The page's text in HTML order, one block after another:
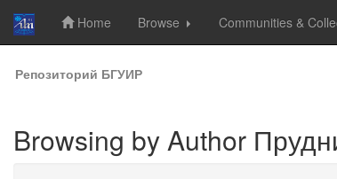
Skip
navigation
Home Browse Communities &
Репозиторий БГУИР
Browsing by Author